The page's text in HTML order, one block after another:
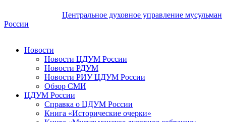
Центральное духовное управление мусульман
России
Новости
Новости ЦДУМ России
Новости РДУМ
Новости РИУ ЦДУМ России
Обзор СМИ
ЦДУМ России
Справка о ЦДУМ России
Книга «Исторические очерки»